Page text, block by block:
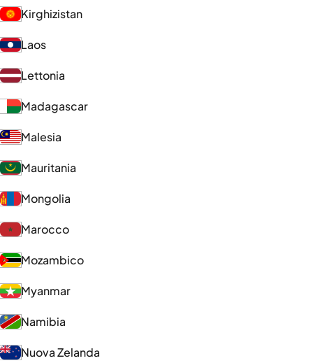
Kirghizistan
Laos
Lettonia
Madagascar
Malesia
Mauritania
Mongolia
Marocco
Mozambico
Myanmar
Namibia
Nuova Zelanda